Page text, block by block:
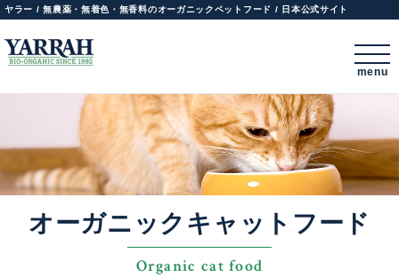
ヤラー / 無農薬・無着色・無香料のオーガニックペットフード / 日本公式サイト
menu
オーガニックキャットフード
Organic cat food